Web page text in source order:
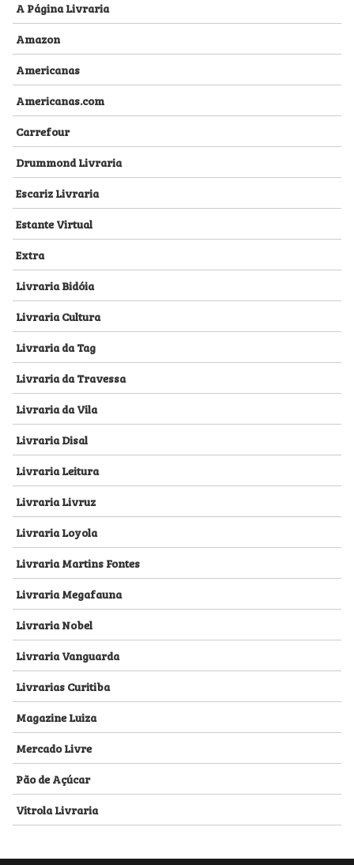
A Página Livraria
Amazon
Americanas
Americanas.com
Carrefour
Drummond Livraria
Escariz Livraria
Estante Virtual
Extra
Livraria Bidóia
Livraria Cultura
Livraria da Tag
Livraria da Travessa
Livraria da Vila
Livraria Disal
Livraria Leitura
Livraria Livruz
Livraria Loyola
Livraria Martins Fontes
Livraria Megafauna
Livraria Nobel
Livraria Vanguarda
Livrarias Curitiba
Magazine Luiza
Mercado Livre
Pão de Açúcar
Vitrola Livraria